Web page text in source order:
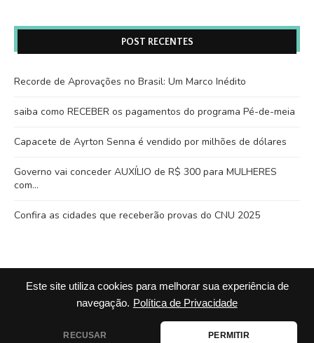
Este site utiliza cookies para melhorar sua experiência de
navegação. Política de Privacidade
RECUSAR PERMITIR
POST RECENTES
Recorde de Aprovações no Brasil: Um Marco Inédito
saiba como RECEBER os pagamentos do programa Pé-de-meia
Capacete de Ayrton Senna é vendido por milhões de dólares
Governo vai conceder AUXÍLIO de R$ 300 para MULHERES
com…
Confira as cidades que receberão provas do CNU 2025